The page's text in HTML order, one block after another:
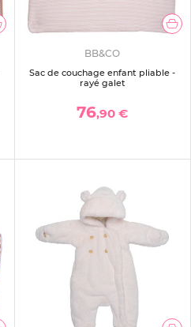
BB&CO
Sac de couchage enfant pliable -
rayé galet
76,90 €